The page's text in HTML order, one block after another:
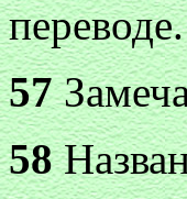
переводе.
57
58